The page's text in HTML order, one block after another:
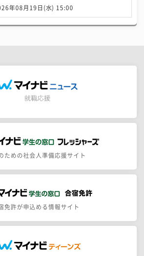
年08月19日(水) 15:00
ための社会人準備応援サイト
免許が申込める情報サイト